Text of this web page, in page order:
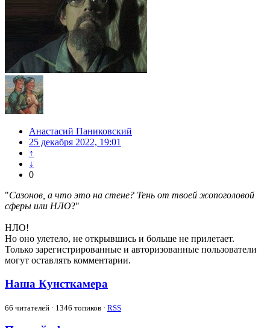
Анастасий Паниковский
25 декабря 2022, 19:01
↑
↓
0
"Сазонов, а что это на стене? Тень от твоей жопоголовой
сферы или НЛО?"
НЛО!
Но оно улетело, не открывшись и больше не прилетает.
Только зарегистрированные и авторизованные пользователи
могут оставлять комментарии.
Наша Кунсткамера
66 читателей · 1346 топиков · RSS